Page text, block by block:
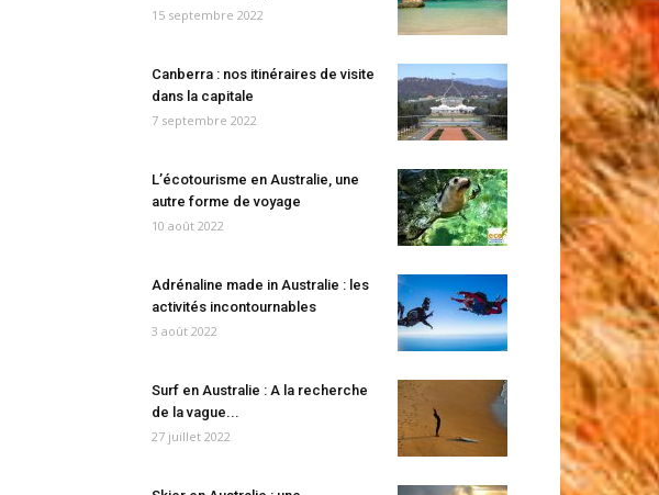
15 septembre 2022
Canberra : nos itinéraires de visite
dans la capitale
7 septembre 2022
L’écotourisme en Australie, une
autre forme de voyage
10 août 2022
Adrénaline made in Australie : les
activités incontournables
3 août 2022
Surf en Australie : A la recherche
de la vague...
27 juillet 2022